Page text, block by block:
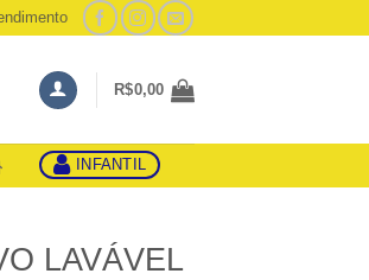
R$0,00
INFANTIL
LAVÁVEL